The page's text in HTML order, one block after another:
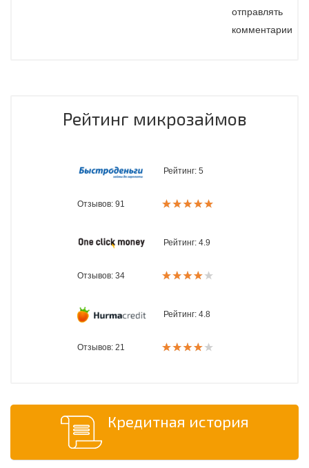
отправлять
комментарии
Рейтинг микрозаймов
Рейтинг: 5
Отзывов: 91
Рейтинг: 4.9
Отзывов: 34
Рейтинг: 4.8
Отзывов: 21
Кредитная история